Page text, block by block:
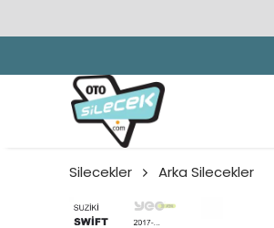
Silecekler Arka Silecekler